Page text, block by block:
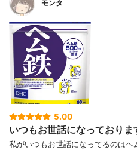
モンタ
5.00
いつもお世話になっておりま
私がいつもお世話になってるのは